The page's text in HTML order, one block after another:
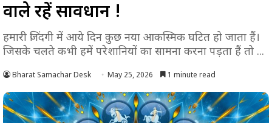
वाले रहें सावधान !
हमारी जिंदगी में आये दिन कुछ नया आकस्मिक घटित हो जाता हैं।
जिसके चलते कभी हमें परेशानियों का सामना करना पड़ता हैं तो ...
Bharat Samachar Desk May 25, 2026 1 minute read